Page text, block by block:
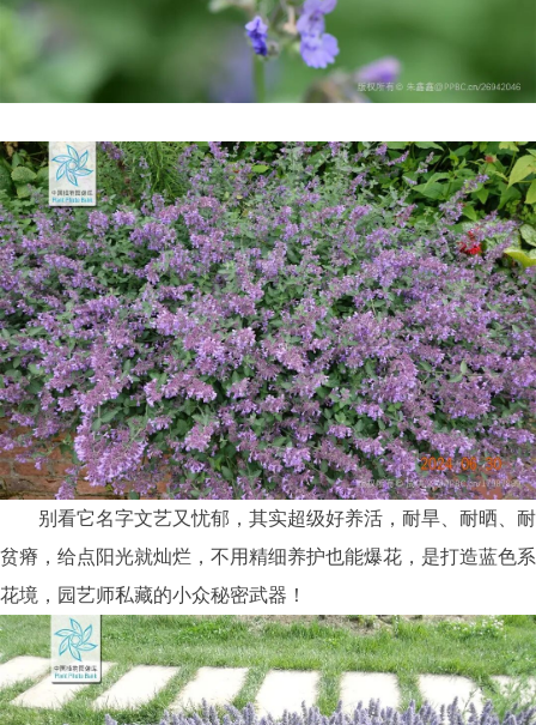
别看它名字文艺又忧郁，其实超级好养活，耐旱、耐晒、耐
贫瘠，给点阳光就灿烂，不用精细养护也能爆花，是打造蓝色系
花境，园艺师私藏的小众秘密武器！